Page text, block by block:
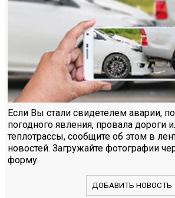
Если Вы стали свидетелем аварии,
погодного явления, провала дороги
теплотрассы, сообщите об этом в
новостей. Загружайте фотографии
форму.
ДОБАВИТЬ НОВОСТЬ